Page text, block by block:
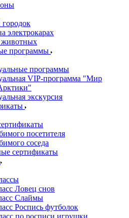
электрокарах
животных
программы
программы
VIP-программа "Мир
экскурсия
посетителя
соседа
сертификаты
Ловец снов
Слаймы
Роспись футболок
по росписи игрушки